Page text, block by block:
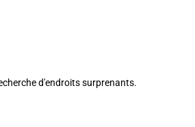
d'endroits surprenants.